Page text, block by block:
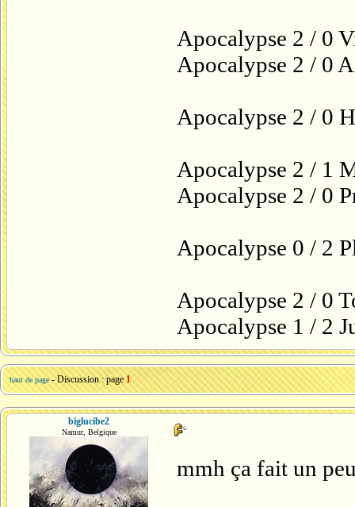
Apocalypse 2 / 0
Apocalypse 2 / 0
Apocalypse 2 / 0
Apocalypse 2 / 1
Apocalypse 2 / 0
Apocalypse 0 / 2
Apocalypse 2 / 0
Apocalypse 1 / 2
haut de page- Discussion : page 1
biglucibe2
Namur, Belgique
mmh ça fait un